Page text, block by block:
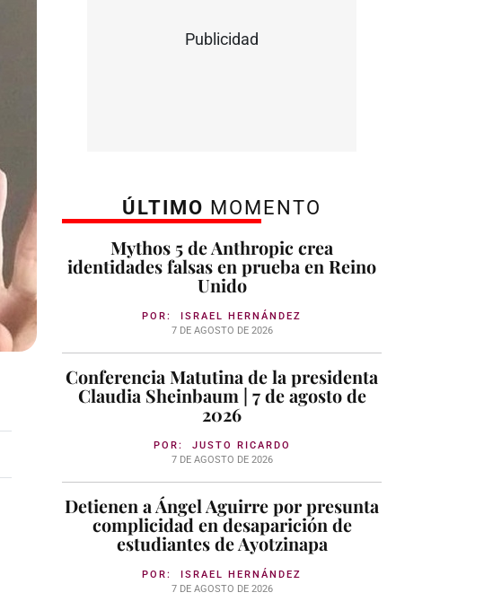
Publicidad
ÚLTIMO MOMENTO
Mythos 5 de Anthropic crea
identidades falsas en prueba en Reino
Unido
POR: ISRAEL HERNÁNDEZ
7 DE AGOSTO DE 2026
Conferencia Matutina de la presidenta
Claudia Sheinbaum | 7 de agosto de
2026
POR: JUSTO RICARDO
7 DE AGOSTO DE 2026
Detienen a Ángel Aguirre por presunta
complicidad en desaparición de
estudiantes de Ayotzinapa
POR: ISRAEL HERNÁNDEZ
7 DE AGOSTO DE 2026